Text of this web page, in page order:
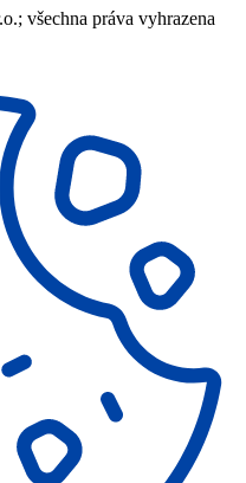
všechna práva vyhrazena